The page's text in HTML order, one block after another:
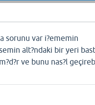
sorunu var i?ememin
alt?ndaki bir yeri
ve bunu nas?l